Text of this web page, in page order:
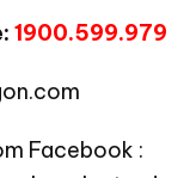
1900.599.979
Facebook :